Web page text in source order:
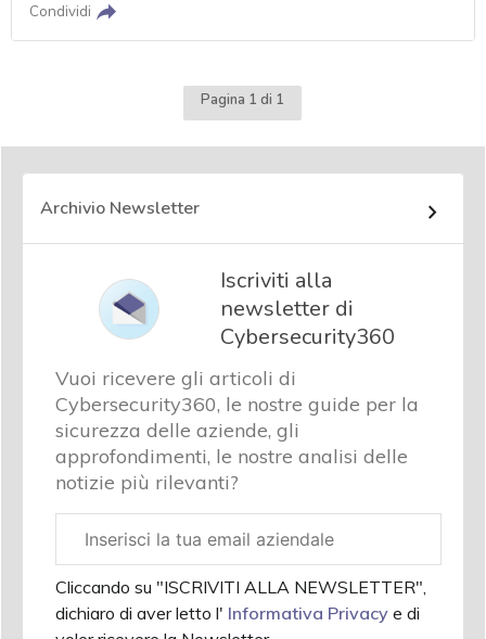
Condividi
Pagina 1 di 1
Archivio Newsletter
Iscriviti alla
newsletter di
Cybersecurity360
Vuoi ricevere gli articoli di
Cybersecurity360, le nostre guide per la
sicurezza delle aziende, gli
approfondimenti, le nostre analisi delle
notizie più rilevanti?
aziendale
Cliccando su "ISCRIVITI ALLA NEWSLETTER",
dichiaro di aver letto l' Informativa Privacy e di